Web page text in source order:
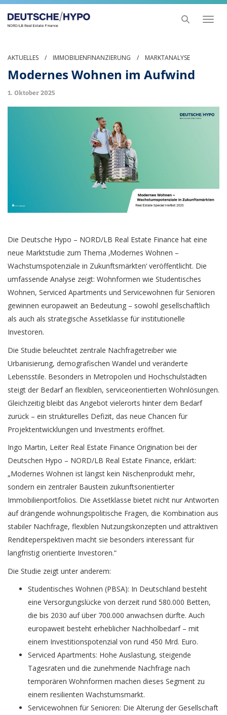
Toggle
AKTUELLES / IMMOBILIENFINANZIERUNG / MARKTANALYSE
Modernes Wohnen im Aufwind
1. Oktober 2025
Die Deutsche Hypo – NORD/LB Real Estate Finance hat eine
neue Marktstudie zum Thema ‚Modernes Wohnen –
Wachstumspotenziale in Zukunftsmärkten‘ veröffentlicht. Die
umfassende Analyse zeigt: Wohnformen wie Studentisches
Wohnen, Serviced Apartments und Servicewohnen für Senioren
gewinnen europaweit an Bedeutung – sowohl gesellschaftlich
als auch als strategische Assetklasse für institutionelle
Investoren.
Die Studie beleuchtet zentrale Nachfragetreiber wie
Urbanisierung, demografischen Wandel und veränderte
Lebensstile. Besonders in Metropolen und Hochschulstädten
steigt der Bedarf an flexiblen, serviceorientierten Wohnlösungen.
Gleichzeitig bleibt das Angebot vielerorts hinter dem Bedarf
zurück – ein strukturelles Defizit, das neue Chancen für
Projektentwicklungen und Investments eröffnet.
Ingo Martin, Leiter Real Estate Finance Origination bei der
Deutschen Hypo – NORD/LB Real Estate Finance, erklärt:
„Modernes Wohnen ist längst kein Nischenprodukt mehr,
sondern ein zentraler Baustein zukunftsorientierter
Immobilienportfolios. Die Assetklasse bietet nicht nur Antworten
auf drängende wohnungspolitische Fragen, die Kombination aus
stabiler Nachfrage, flexiblen Nutzungskonzepten und attraktiven
Renditeperspektiven macht sie besonders interessant für
langfristig orientierte Investoren.“
Die Studie zeigt unter anderem:
Studentisches Wohnen (PBSA): In Deutschland besteht
eine Versorgungslücke von derzeit rund 580.000 Betten,
die bis 2030 auf über 700.000 anwachsen dürfte. Auch
europaweit besteht erheblicher Nachholbedarf – mit
einem Investitionspotenzial von rund 450 Mrd. Euro.
Serviced Apartments: Hohe Auslastung, steigende
Tagesraten und die zunehmende Nachfrage nach
temporären Wohnformen machen dieses Segment zu
einem resilienten Wachstumsmarkt.
Servicewohnen für Senioren: Die Alterung der Gesellschaft